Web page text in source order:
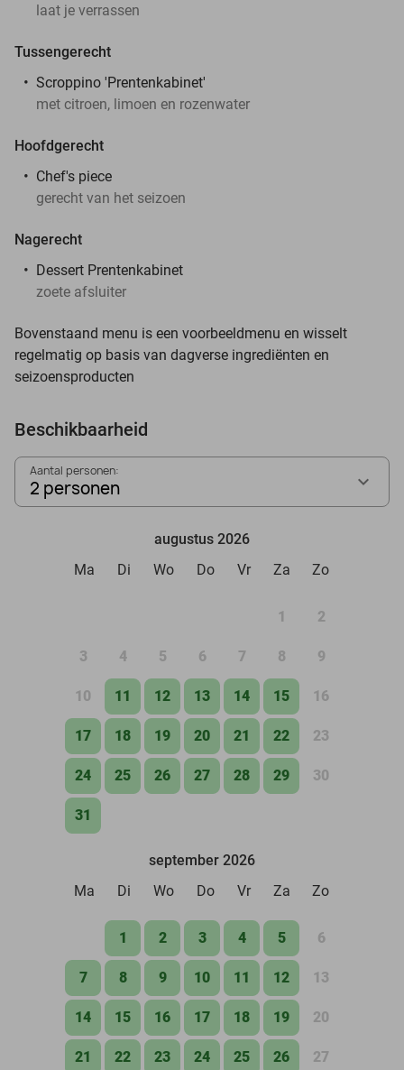
laat je verrassen
Tussengerecht
Scroppino 'Prentenkabinet'
met citroen, limoen en rozenwater
Hoofdgerecht
Chef's piece
gerecht van het seizoen
Nagerecht
Dessert Prentenkabinet
zoete afsluiter
Bovenstaand menu is een voorbeeldmenu en wisselt
regelmatig op basis van dagverse ingrediënten en
seizoensproducten
Beschikbaarheid
Aantal personen:
2 personen
augustus 2026
Ma
Di Wo Do Vr Za Zo
1 2
3 4 5 6 7 8 9
10 11 12 13 14 15 16
17 18 19 20 21 22 23
24 25 26 27 28 29 30
31
september 2026
Ma
Di Wo Do Vr Za Zo
1 2 3 4 5 6
7 8 9 10 11 12 13
14 15 16 17 18 19 20
21 22 23 24 25 26 27